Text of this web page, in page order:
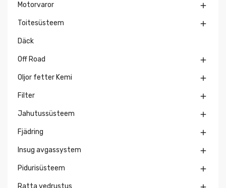
Motorvaror 
Toitesüsteem 
Däck
Off Road 
Oljor fetter Kemi 
Filter 
Jahutussüsteem 
Fjädring 
Insug avgassystem 
Pidurisüsteem 